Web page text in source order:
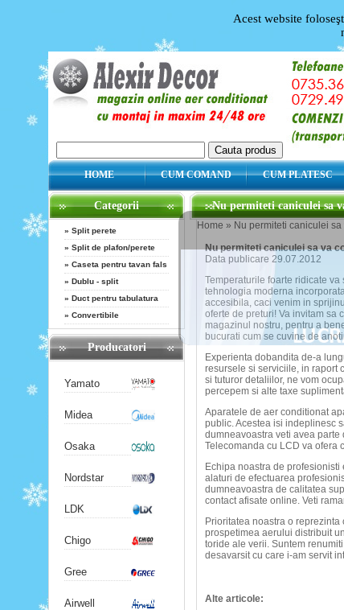
Acest website
HOME CUM COMAND CUM PLATESC
Categorii
» Split perete
» Split de plafon/perete
» Caseta pentru tavan fals
» Dublu - split
» Duct pentru tabulatura
» Convertibile
Producatori
Yamato
Midea
Osaka
Nordstar
LDK
Chigo
Gree
Airwell
Nu permiteti caniculei sa
Home » Nu permiteti caniculei
Nu permiteti caniculei sa va
Data publicare 29.07.2012
Temperaturile foarte ridicate
tehnologia moderna
accesibila, caci venim in
oferte de preturi! Va invitam sa
magazinul nostru, pentru a
bucurati cum se cuvine de
Experienta dobandita de-a
resursele si serviciile, in raport
si tuturor detaliilor, ne vom
percepem si alte taxe
Aparatele de aer conditionat
public. Acestea isi indeplinesc
dumneavoastra veti avea
Telecomanda cu LCD va ofera
Echipa noastra de
alaturi de efectuarea
dumneavoastra de calitatea
contact afisate online. Veti
Prioritatea noastra o
prospetimea aerului distribuit
toride ale verii. Suntem
desavarsit cu care i-am servit
Alte articole: